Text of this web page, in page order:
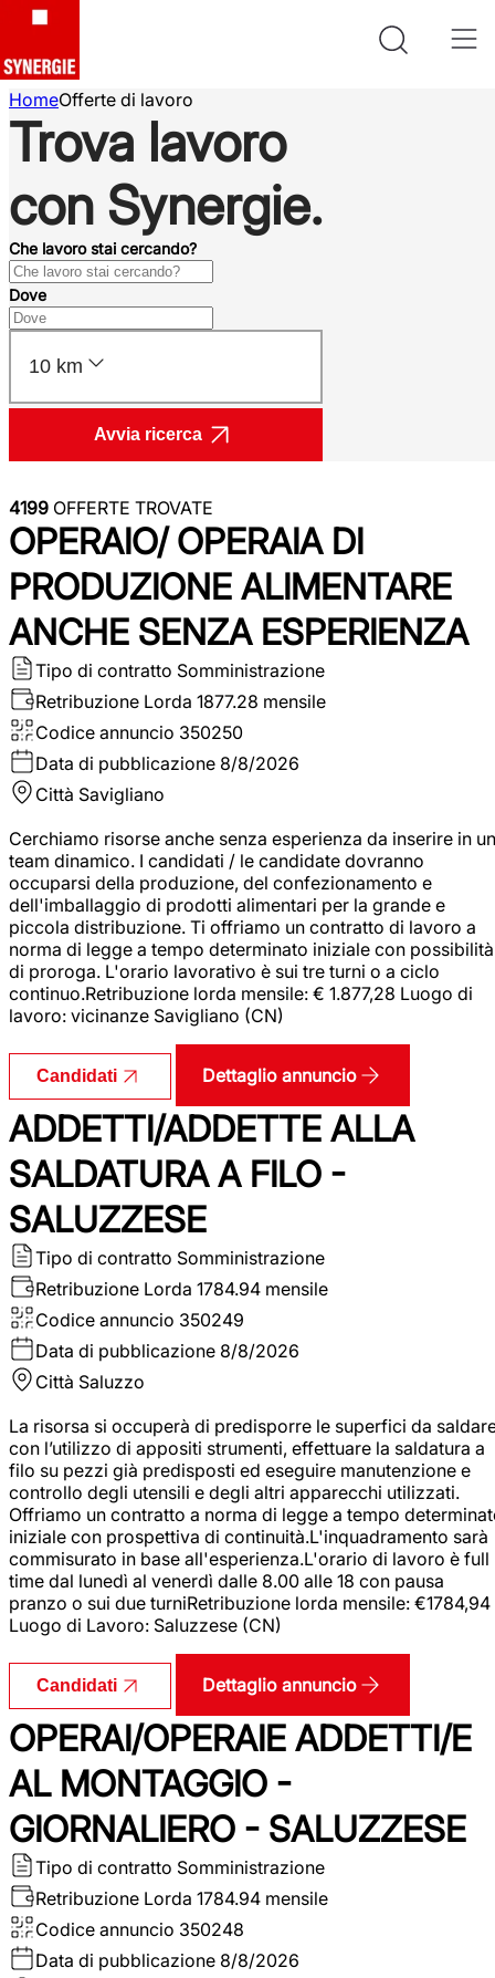
HomeOfferte di lavoro
Trova lavoro
con Synergie.
Che lavoro stai cercando?
Dove
10 km
Avvia ricerca
4199 OFFERTE TROVATE
OPERAIO/ OPERAIA DI
PRODUZIONE ALIMENTARE
ANCHE SENZA ESPERIENZA
Tipo di contratto Somministrazione
Retribuzione Lorda 1877.28 mensile
Codice annuncio 350250
Data di pubblicazione 8/8/2026
Città Savigliano
Cerchiamo risorse anche senza esperienza da inserire in un
team dinamico. I candidati / le candidate dovranno
occuparsi della produzione, del confezionamento e
dell'imballaggio di prodotti alimentari per la grande e
piccola distribuzione. Ti offriamo un contratto di lavoro a
norma di legge a tempo determinato iniziale con possibilità
di proroga. L'orario lavorativo è sui tre turni o a ciclo
continuo.Retribuzione lorda mensile: € 1.877,28 Luogo di
lavoro: vicinanze Savigliano (CN)
Candidati Dettaglio annuncio
ADDETTI/ADDETTE ALLA
SALDATURA A FILO -
SALUZZESE
Tipo di contratto Somministrazione
Retribuzione Lorda 1784.94 mensile
Codice annuncio 350249
Data di pubblicazione 8/8/2026
Città Saluzzo
La risorsa si occuperà di predisporre le superfici da
con l’utilizzo di appositi strumenti, effettuare la saldatura a
filo su pezzi già predisposti ed eseguire manutenzione e
controllo degli utensili e degli altri apparecchi utilizzati.
Offriamo un contratto a norma di legge a tempo
iniziale con prospettiva di continuità.L'inquadramento sarà
commisurato in base all'esperienza.L'orario di lavoro è full
time dal lunedì al venerdì dalle 8.00 alle 18 con pausa
pranzo o sui due turniRetribuzione lorda mensile: €1784,94
Luogo di Lavoro: Saluzzese (CN)
Candidati Dettaglio annuncio
OPERAI/OPERAIE ADDETTI/E
AL MONTAGGIO -
GIORNALIERO - SALUZZESE
Tipo di contratto Somministrazione
Retribuzione Lorda 1784.94 mensile
Codice annuncio 350248
Data di pubblicazione 8/8/2026